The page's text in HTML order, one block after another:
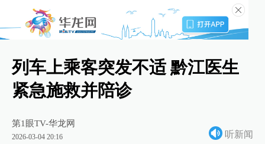
列车上乘客突发不适 黔江医生
紧急施救并陪诊
第1眼TV-华龙网
2026-03-04 20:16 听新闻